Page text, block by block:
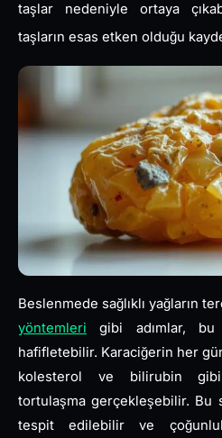
taşlar nedeniyle ortaya
taşların esas etken olduğu
Beslenmede sağlıklı yağların
yöntemleri gibi adımlar, bu
hafifletebilir. Karaciğerin her
kolesterol ve bilirubin gibi
tortulaşma gerçekleşebilir. Bu
tespit edilebilir ve